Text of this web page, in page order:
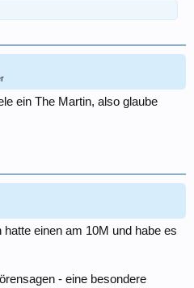
ein The Martin, also glaube
einen am 10M und habe es
- eine besondere